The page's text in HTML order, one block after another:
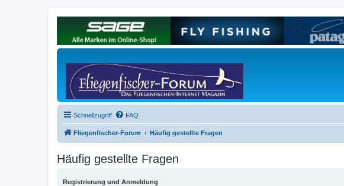
Schnellzugriff FAQ
Fliegenfischer-Forum Häufig gestellte Fragen
Häufig gestellte Fragen
Registrierung und Anmeldung